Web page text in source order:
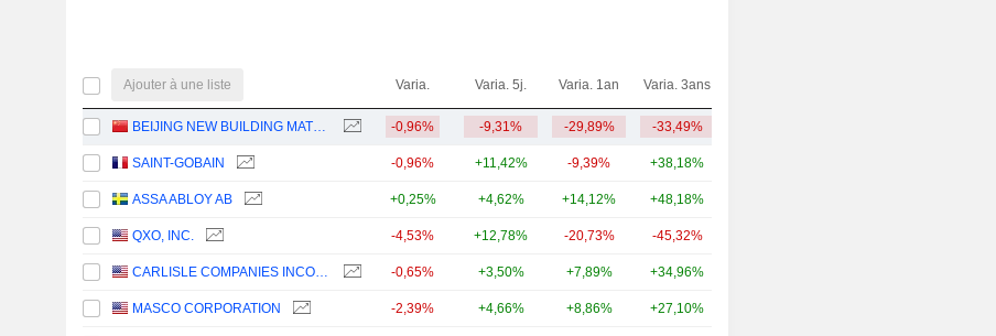
Ajouter à une liste Varia. Varia. 5j. Varia. 1an Varia. 3ans
BEIJING NEW BUILDING MATERIALS PUBLIC LIMITED COMPANY -0,96% -9,31% -29,89% -33,49%
SAINT-GOBAIN -0,96% +11,42% -9,39% +38,18%
ASSA ABLOY AB +0,25% +4,62% +14,12% +48,18%
QXO, INC. -4,53% +12,78% -20,73% -45,32%
CARLISLE COMPANIES INCORPORATED -0,65% +3,50% +7,89% +34,96%
MASCO CORPORATION -2,39% +4,66% +8,86% +27,10%